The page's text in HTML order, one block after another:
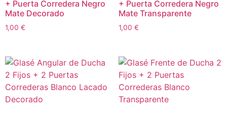
+ Puerta Corredera Negro
Mate Decorado
1,00 €
+ Puerta Corredera Negro
Mate Transparente
1,00 €